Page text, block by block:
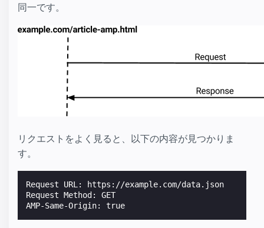
同一です。
リクエストをよく見ると、以下の内容が見つかりま
す。
Request URL: https://example.com/data.json
Request Method: GET